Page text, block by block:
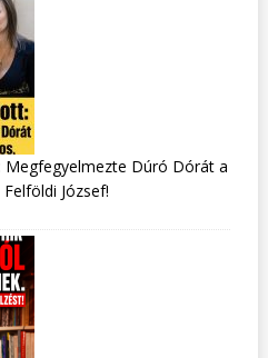
Dúró Dórát a
József!